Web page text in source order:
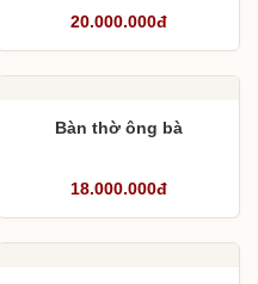
m
20.000.000đ
Bàn thờ ông bà
18.000.000đ